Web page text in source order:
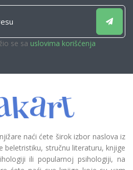
se sa uslovima korišćenja
naći ćete širok izbor naslova iz
beletristiku, stručnu literaturu, knjige
ili popularnoj psihologiji, na